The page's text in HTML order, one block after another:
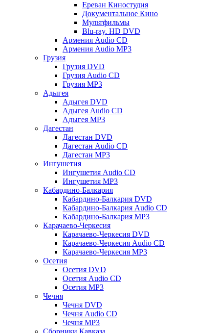
Ереван Киностудия
Документальное Кино
Мультфильмы
Blu-ray. HD DVD
Армения Audio CD
Армения Audio MP3
Грузия
Грузия DVD
Грузия Audio CD
Грузия MP3
Адыгея
Адыгея DVD
Адыгея Audio CD
Адыгея MP3
Дагестан
Дагестан DVD
Дагестан Audio CD
Дагестан MP3
Ингушетия
Ингушетия Audio CD
Ингушетия MP3
Кабардино-Балкария
Кабардино-Балкария DVD
Кабардино-Балкария Audio CD
Кабардино-Балкария MP3
Карачаево-Черкесия
Карачаево-Черкесия DVD
Карачаево-Черкесия Audio CD
Карачаево-Черкесия MP3
Осетия
Осетия DVD
Осетия Audio CD
Осетия MP3
Чечня
Чечня DVD
Чечня Audio CD
Чечня MP3
Сборники Кавказа